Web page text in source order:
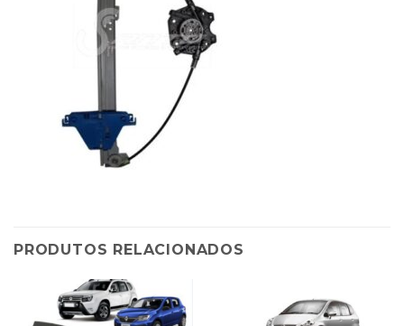
PRODUTOS RELACIONADOS